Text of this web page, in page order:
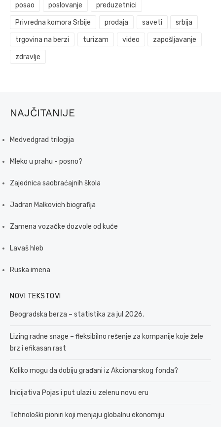
posao poslovanje preduzetnici
Privredna komora Srbije prodaja saveti srbija
trgovina na berzi turizam video zapošljavanje
zdravlje
NAJČITANIJE
Medvedgrad trilogija
Mleko u prahu - posno?
Zajednica saobraćajnih škola
Jadran Malkovich biografija
Zamena vozačke dozvole od kuće
Lavaš hleb
Ruska imena
NOVI TEKSTOVI
Beogradska berza – statistika za jul 2026.
Lizing radne snage – fleksibilno rešenje za kompanije koje žele
brz i efikasan rast
Koliko mogu da dobiju građani iz Akcionarskog fonda?
Inicijativa Pojas i put ulazi u zelenu novu eru
Tehnološki pioniri koji menjaju globalnu ekonomiju